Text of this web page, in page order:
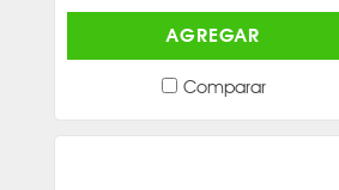
AGREGAR
Comparar